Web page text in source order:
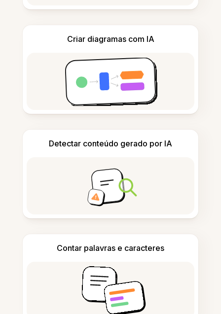
Criar diagramas com IA
Detectar conteúdo gerado por IA
Contar palavras e caracteres